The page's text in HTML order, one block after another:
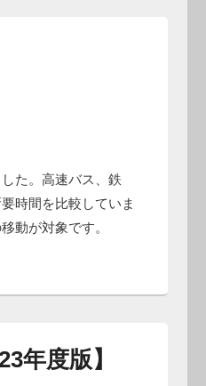
た。高速バス、鉄
時間を比較していま
動が対象です。
年度版】